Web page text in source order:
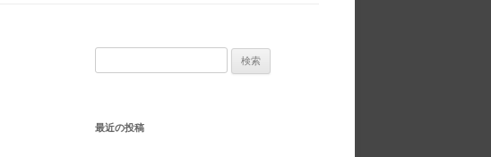
最近の投稿